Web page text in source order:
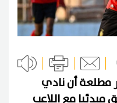
مطلعة أن نادي
مبدئيا مع اللاعب